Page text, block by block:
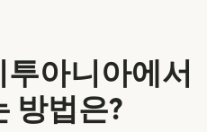
아니아에서
방법은?